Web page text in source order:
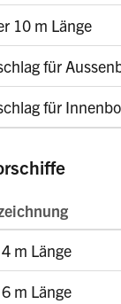
10 m Länge
für
für
m Länge
m Länge